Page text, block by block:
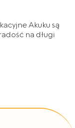
Akuku są
na długi